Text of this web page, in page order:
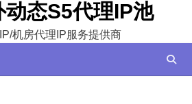
动态S5代理IP池
机房代理IP服务提供商